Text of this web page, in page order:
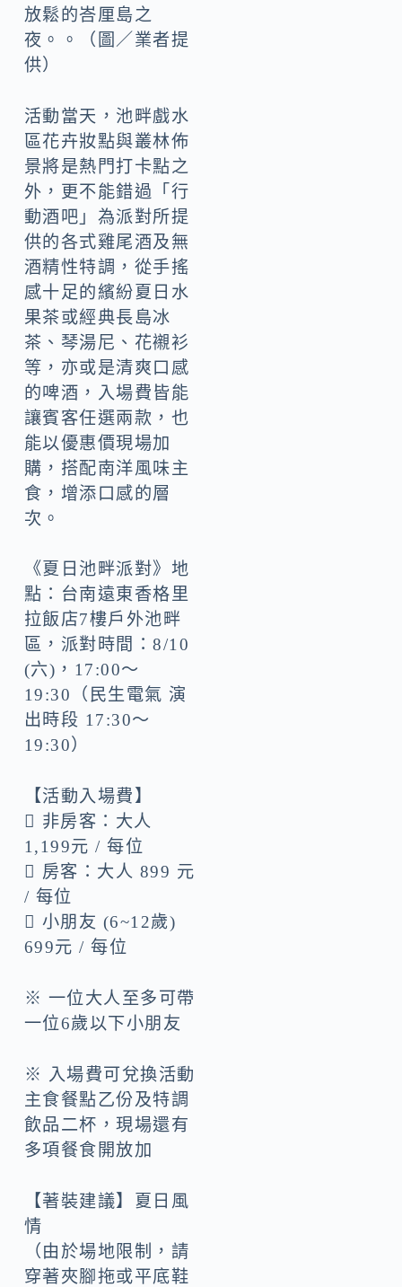
放鬆的峇厘島之
夜。。（圖／業者提
供）
活動當天，池畔戲水
區花卉妝點與叢林佈
景將是熱門打卡點之
外，更不能錯過「行
動酒吧」為派對所提
供的各式雞尾酒及無
酒精性特調，從手搖
感十足的繽紛夏日水
果茶或經典長島冰
茶、琴湯尼、花襯衫
等，亦或是清爽口感
的啤酒，入場費皆能
讓賓客任選兩款，也
能以優惠價現場加
購，搭配南洋風味主
食，增添口感的層
次。
《夏日池畔派對》地
點：台南遠東香格里
拉飯店7樓戶外池畔
區，派對時間：8/10
(六)，17:00～
19:30（民生電氣 演
出時段 17:30～
19:30）
【活動入場費】
 非房客：大人
1,199元 / 每位
 房客：大人 899 元
/ 每位
 小朋友 (6~12歲)
699元 / 每位
※ 一位大人至多可帶
一位6歲以下小朋友
※ 入場費可兌換活動
主食餐點乙份及特調
飲品二杯，現場還有
多項餐食開放加
【著裝建議】夏日風
情
（由於場地限制，請
穿著夾腳拖或平底鞋